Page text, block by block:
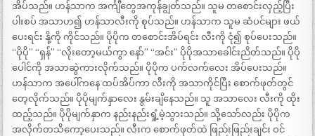
အိပ်သည်။ ဟန်သာက အင်္ကျီတွေအကုန်ချွတ်သည်။ သူမ တစောင်းလှည့်ပြီး
ပါးစပ် အသာဟ၍ ဟန်သာလီးကို စုပ်သည်။ ဟန်သာက သူမ ဆံပင်များ ဖယ်
ပေးရင်း နို့ကို ကိုင်သည်။ ပိုပိုက တစောင်းအိပ်ရင်း လီးကို ငုံ၍ စုပ်ပေးသည်။
“ပိုပို” “ရှန်” “လိုးတော့မယ်ကွာ နော်” “အင်း” ပိုပိုအသာခေါင်းညိတ်သည်။ ပိုပို
ပေါင်ကို အသာဆွဲကားလိုက်သည်။ ပိုပိုက ပက်လက်လေး အိပ်ပေးသည်။
ဟန်သာက အပေါ်ကနေ ထပ်အိပ်ကာ လီးကို အသာကိုင်ပြီး စောက်ဖုတ်တွင်
တေ့လိုက်သည်။ ပိုပိုမျက်နှာလေး နွမ်းချိနေသည်။ သူ အသာလေး လီးကို ထိုး
ထည့်သည်။ ပိုပိုမျက်နှာက နည်းနည်းရှုံ့မဲ့သွားသည်။ သို့သော်လည်း ပိုပိုက
အလိုက်တသိကော့ပေးသည်။ လီးက စောက်ဖုတ်ထဲ ဖြည်းဖြည်းချင်း ဝင်